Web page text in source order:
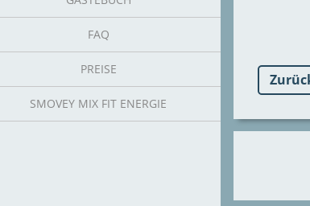
FAQ
PREISE
SMOVEY MIX FIT ENERGIE